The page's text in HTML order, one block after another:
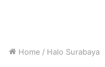
Home / Halo Surabaya